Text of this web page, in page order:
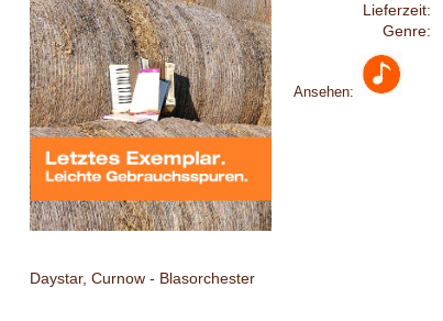
Lieferzeit:
Genre:
Ansehen:
Daystar, Curnow - Blasorchester